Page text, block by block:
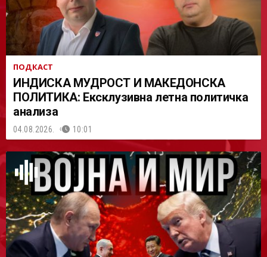
ПОДКАСТ
ИНДИСКА МУДРОСТ И МАКЕДОНСКА
ПОЛИТИКА: Ексклузивна летна политичка
анализа
04.08.2026. 10:01